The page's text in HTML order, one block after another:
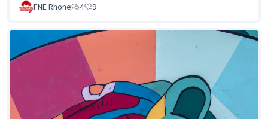
FNE Rhone
4 9